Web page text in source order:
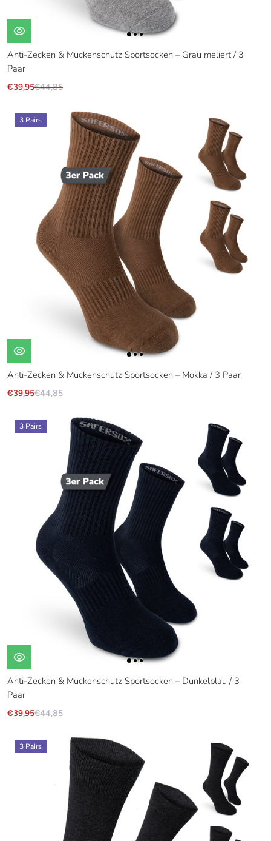
Anti-Zecken & Mückenschutz Sportsocken – Grau meliert / 3
Paar
€39,95€44,85
3 Pairs
Anti-Zecken & Mückenschutz Sportsocken – Mokka / 3 Paar
€39,95€44,85
3 Pairs
Anti-Zecken & Mückenschutz Sportsocken – Dunkelblau / 3
Paar
€39,95€44,85
3 Pairs